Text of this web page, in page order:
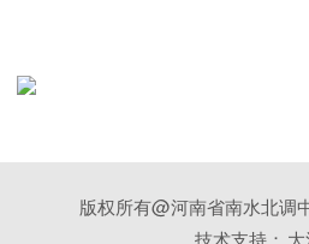
版权所有@河南省南水北调
技术支持：